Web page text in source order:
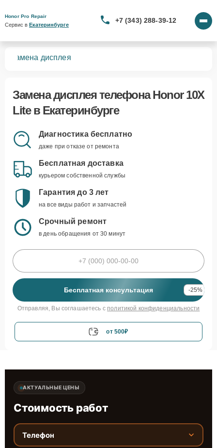
Honor Pro Repair
Сервис в Екатеринбурге
+7 (343) 288-39-12
Замена дисплея
Замена дисплея телефона Honor 10X
Lite в Екатеринбурге
Диагностика бесплатно
даже при отказе от ремонта
Бесплатная доставка
курьером собственной службы
Гарантия до 3 лет
на все виды работ и запчастей
Срочный ремонт
в день обращения от 30 минут
Бесплатная консультация -25%
Отправляя, Вы соглашаетесь с политикой конфиденциальности
от 500₽
АКТУАЛЬНЫЕ ЦЕНЫ
Стоимость работ
Телефон